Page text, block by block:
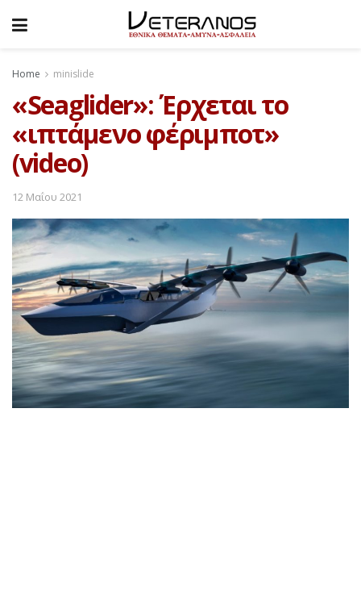
Home minislide
«Seaglider»: Έρχεται το
«ιπτάμενο φέριμποτ»
(video)
12 Μαΐου 2021